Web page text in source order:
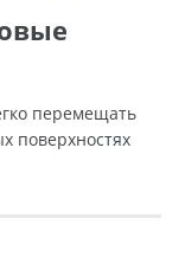
перемещать
поверхностях